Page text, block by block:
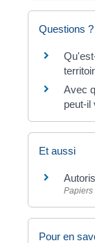
Questions
Avec
peut-il
Et aussi
Papiers
Pour en